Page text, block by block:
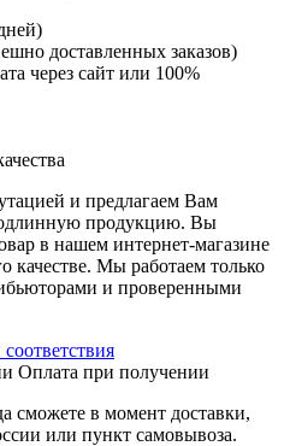
доставленных заказов)
через сайт или 100%
и предлагаем Вам
продукцию. Вы
в нашем интернет-магазине
качестве. Мы работаем только
и проверенными
Оплата при получении
сможете в момент доставки,
или пункт самовывоза.